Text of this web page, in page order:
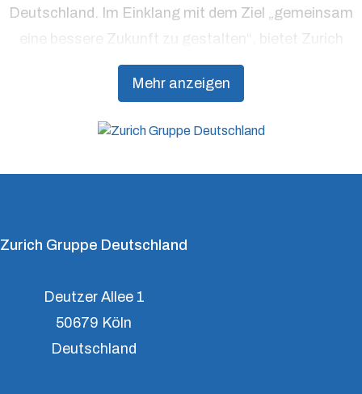
Mehr anzeigen
Deutschland. Im Einklang mit dem Ziel „gemeinsam
eine bessere Zukunft zu gestalten“, bietet Zurich
Präventionsdienstleistungen an, die über traditionelle
Versicherungsprodukte hinausgehen, um Kunden
Zurich Gruppe Deutschland
Deutzer Allee 1
50679 Köln
Deutschland